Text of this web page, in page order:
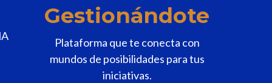
Gestionándote
Plataforma que te conecta con
mundos de posibilidades para tus
iniciativas.